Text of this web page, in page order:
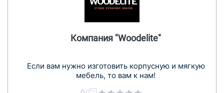
Компания "Woodelite"
Если вам нужно изготовить корпусную и мягкую
мебель, то вам к нам!